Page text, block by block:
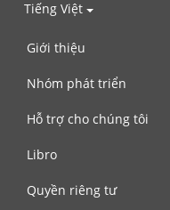
Tiếng Việt
Giới thiệu
Nhóm phát triển
Hỗ trợ cho chúng tôi
Libro
Quyền riêng tư